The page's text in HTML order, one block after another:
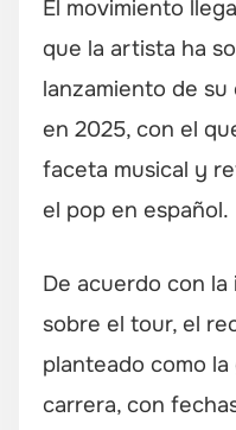
El movimiento
que la artista ha
lanzamiento de
en 2025, con el
faceta musical y
el pop en español.
De acuerdo con
sobre el tour, el
planteado como la
carrera, con